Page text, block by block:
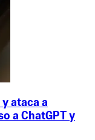
ataca a
a ChatGPT y